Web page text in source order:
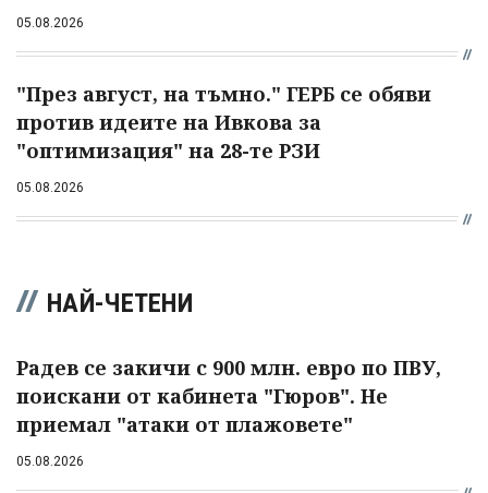
05.08.2026
"През август, на тъмно." ГЕРБ се обяви
против идеите на Ивкова за
"оптимизация" на 28-те РЗИ
05.08.2026
НАЙ-ЧЕТЕНИ
Радев се закичи с 900 млн. евро по ПВУ,
поискани от кабинета "Гюров". Не
приемал "атаки от плажовете"
05.08.2026